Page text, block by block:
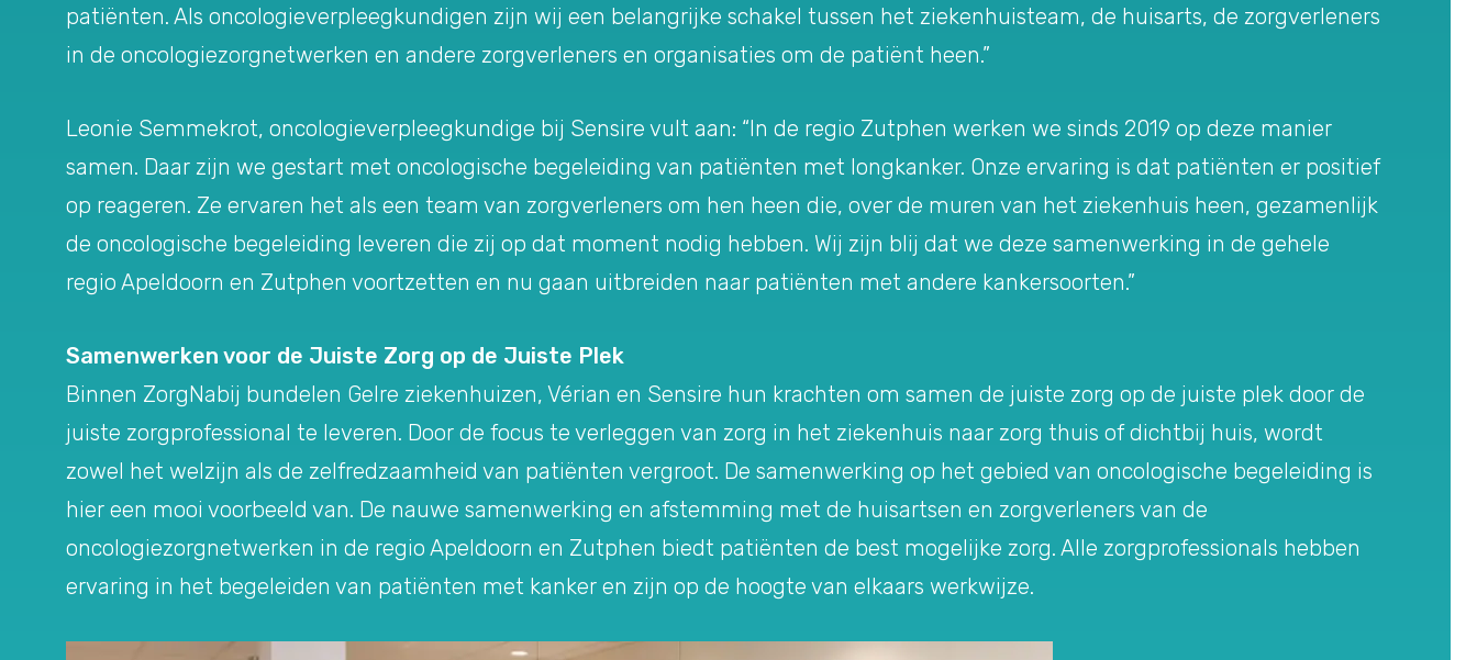
patiënten. Als oncologieverpleegkundigen zijn wij een belangrijke schakel tussen het ziekenhuisteam, de huisarts, de zorgverleners
in de oncologiezorgnetwerken en andere zorgverleners en organisaties om de patiënt heen.”
Leonie Semmekrot, oncologieverpleegkundige bij Sensire vult aan: “In de regio Zutphen werken we sinds 2019 op deze manier
samen. Daar zijn we gestart met oncologische begeleiding van patiënten met longkanker. Onze ervaring is dat patiënten er positief
op reageren. Ze ervaren het als een team van zorgverleners om hen heen die, over de muren van het ziekenhuis heen, gezamenlijk
de oncologische begeleiding leveren die zij op dat moment nodig hebben. Wij zijn blij dat we deze samenwerking in de gehele
regio Apeldoorn en Zutphen voortzetten en nu gaan uitbreiden naar patiënten met andere kankersoorten.”
Samenwerken voor de Juiste Zorg op de Juiste Plek
Binnen ZorgNabij bundelen Gelre ziekenhuizen, Vérian en Sensire hun krachten om samen de juiste zorg op de juiste plek door de
juiste zorgprofessional te leveren. Door de focus te verleggen van zorg in het ziekenhuis naar zorg thuis of dichtbij huis, wordt
zowel het welzijn als de zelfredzaamheid van patiënten vergroot. De samenwerking op het gebied van oncologische begeleiding is
hier een mooi voorbeeld van. De nauwe samenwerking en afstemming met de huisartsen en zorgverleners van de
oncologiezorgnetwerken in de regio Apeldoorn en Zutphen biedt patiënten de best mogelijke zorg. Alle zorgprofessionals hebben
ervaring in het begeleiden van patiënten met kanker en zijn op de hoogte van elkaars werkwijze.